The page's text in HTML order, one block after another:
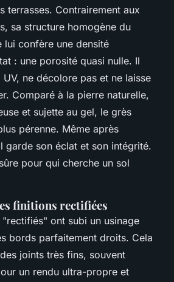
terrasses. Contrairement aux
sa structure homogène du
confère une densité
: une porosité quasi nulle. Il
ne décolore pas et ne laisse
Comparé à la pierre naturelle,
et sujette au gel, le grès
pérenne. Même après
garde son éclat et son intégrité.
pour qui cherche un sol
finitions rectifiées
ont subi un usinage
bords parfaitement droits. Cela
joints très fins, souvent
un rendu ultra-propre et